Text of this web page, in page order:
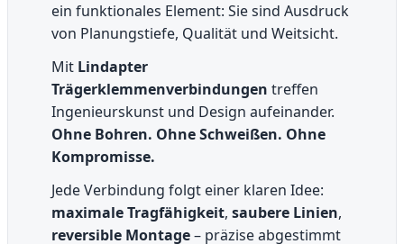
ein funktionales Element: Sie sind Ausdruck
von Planungstiefe, Qualität und Weitsicht.
Mit Lindapter
Trägerklemmenverbindungen treffen
Ingenieurskunst und Design aufeinander.
Ohne Bohren. Ohne Schweißen. Ohne
Kompromisse.
Jede Verbindung folgt einer klaren Idee:
maximale Tragfähigkeit, saubere Linien,
reversible Montage– präzise abgestimmt